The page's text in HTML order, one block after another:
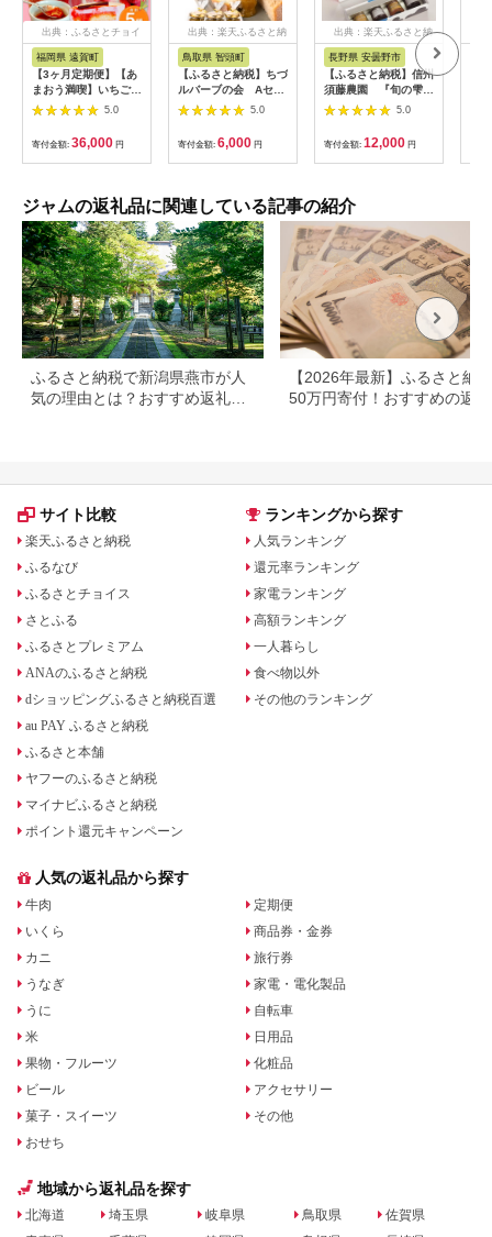
出典：ふるさとチョイ
福岡県 遠賀町
【3ヶ月定期便】【あ
まおう満喫】いちご
デザート セット いち
ごジャム いちごバタ
ー 冷凍いちご いちご
ムースケーキ
5.0
寄付金額: 36,000 円
出典：楽天ふるさと納
鳥取県 智頭町
【ふるさと納税】ちづ
ルバーブの会 Aセッ
ト【1535804】5.0
寄付金額: 6,000 円
出典：楽天ふるさと納
長野県 安曇野市
【ふるさと納税】信州
須藤農園 『旬の雫』
信州産フルーツのジャ
ム小瓶4本セット 【ギ
フトボックス入り】
【信州 長野県 安曇野
ブルーベリー 白桃 あ
フィチュール フルー
ツスプレッド フルー
ツ 果物 プレミアム リ
ッチ 朝食 パン 砂糖不
使用 】
5.0
寄付金額: 12,000 円
ジャムの返礼品に関連している記事の紹介
ふるさと納税で新潟県燕市が人
気の理由とは？おすすめ返礼品
【2026年最新】ふるさと納
50万円寄付！おすすめの返
サイト比較
楽天ふるさと納税
ふるなび
ふるさとチョイス
さとふる
ふるさとプレミアム
ANAのふるさと納税
dショッピングふるさと納税百選
au PAY ふるさと納税
ふるさと本舗
ヤフーのふるさと納税
マイナビふるさと納税
ポイント還元キャンペーン
ランキングから探す
人気ランキング
還元率ランキング
家電ランキング
高額ランキング
一人暮らし
食べ物以外
その他のランキング
人気の返礼品から探す
牛肉
いくら
カニ
うなぎ
うに
米
果物・フルーツ
ビール
菓子・スイーツ
おせち
定期便
商品券・金券
旅行券
家電・電化製品
自転車
日用品
化粧品
アクセサリー
その他
地域から返礼品を探す
北海道
埼玉県
岐阜県
鳥取県
佐賀県